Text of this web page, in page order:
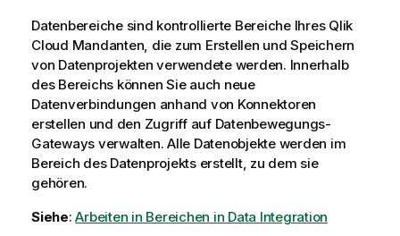
Datenbereiche sind kontrollierte Bereiche Ihres Qlik
Cloud Mandanten, die zum Erstellen und Speichern
von Datenprojekten verwendete werden. Innerhalb
des Bereichs können Sie auch neue
Datenverbindungen anhand von Konnektoren
erstellen und den Zugriff auf Datenbewegungs-
Gateways verwalten. Alle Datenobjekte werden im
Bereich des Datenprojekts erstellt, zu dem sie
gehören.
Siehe:Arbeiten in Bereichen in Data Integration